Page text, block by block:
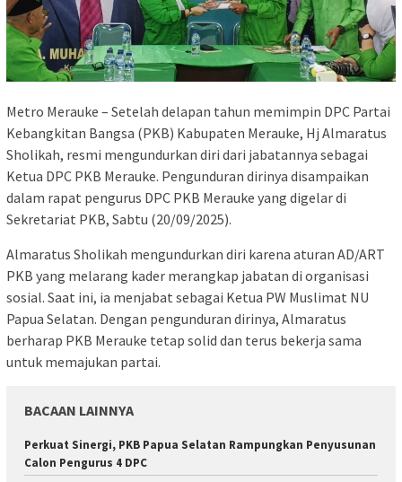
Metro Merauke – Setelah delapan tahun memimpin DPC Partai
Kebangkitan Bangsa (PKB) Kabupaten Merauke, Hj Almaratus
Sholikah, resmi mengundurkan diri dari jabatannya sebagai
Ketua DPC PKB Merauke. Pengunduran dirinya disampaikan
dalam rapat pengurus DPC PKB Merauke yang digelar di
Sekretariat PKB, Sabtu (20/09/2025).
Almaratus Sholikah mengundurkan diri karena aturan AD/ART
PKB yang melarang kader merangkap jabatan di organisasi
sosial. Saat ini, ia menjabat sebagai Ketua PW Muslimat NU
Papua Selatan. Dengan pengunduran dirinya, Almaratus
berharap PKB Merauke tetap solid dan terus bekerja sama
untuk memajukan partai.
BACAAN LAINNYA
Perkuat Sinergi, PKB Papua Selatan Rampungkan Penyusunan
Calon Pengurus 4 DPC